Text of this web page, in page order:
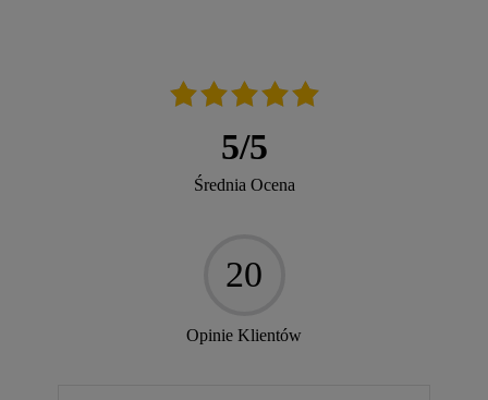
5/5
Średnia Ocena
20
Opinie Klientów